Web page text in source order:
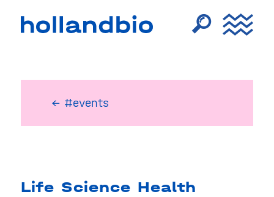
← #events
Life Science Health